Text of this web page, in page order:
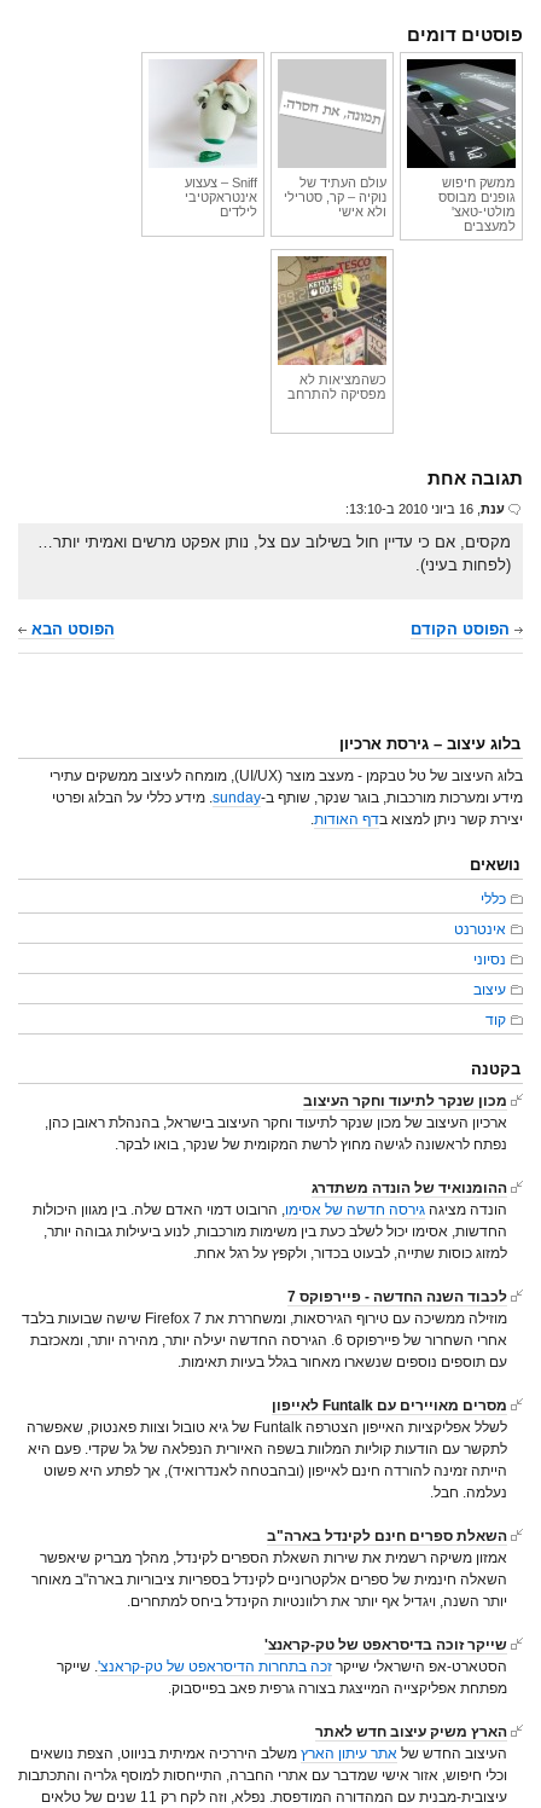
פוסטים דומים
ממשק חיפוש
גופנים מבוסס
מולטי-טאצ'
למעצבים
עולם העתיד של
נוקיה – קר, סטרילי
ולא אישי
Sniff – צעצוע
אינטראקטיבי
לילדים
כשהמציאות לא
מפסיקה להתרחב
תגובה אחת
ענת
מקסים, אם כי עדיין חול בשילוב עם צל, נותן אפקט מרשים ואמיתי יותר…
(לפחות בעיני).
הפוסט הקודם הפוסט הבא
בלוג עיצוב – גירסת ארכיון
בלוג העיצוב של טל טבקמן - מעצב מוצר (UI/UX), מומחה לעיצוב ממשקים עתירי
מידע ומערכות מורכבות, בוגר שנקר, שותף ב-sunday. מידע כללי על הבלוג ופרטי
יצירת קשר ניתן למצוא בדף האודות.
נושאים
כללי
אינטרנט
נסיוני
עיצוב
קוד
בקטנה
מכון שנקר לתיעוד וחקר העיצוב
ארכיון העיצוב של מכון שנקר לתיעוד וחקר העיצוב בישראל, בהנהלת ראובן כהן,
נפתח לראשונה לגישה מחוץ לרשת המקומית של שנקר, בואו לבקר.
ההומנואיד של הונדה משתדרג
הונדה מציגה גירסה חדשה של אסימו, הרובוט דמוי האדם שלה. בין מגוון היכולות
החדשות, אסימו יכול לשלב כעת בין משימות מורכבות, לנוע ביעילות גבוהה יותר,
למזוג כוסות שתייה, לבעוט בכדור, ולקפץ על רגל אחת.
לכבוד השנה החדשה - פיירפוקס 7
מוזילה ממשיכה עם טירוף הגירסאות, ומשחררת את Firefox 7 שישה שבועות בלבד
אחרי השחרור של פיירפוקס 6. הגירסה החדשה יעילה יותר, מהירה יותר, ומאכזבת
עם תוספים נוספים שנשארו מאחור בגלל בעיות תאימות.
מסרים מאויירים עם Funtalk לאייפון
לשלל אפליקציות האייפון הצטרפה Funtalk של גיא טובול וצוות פאנטוק, שאפשרה
לתקשר עם הודעות קוליות המלוות בשפה האיורית הנפלאה של גל שקדי. פעם היא
הייתה זמינה להורדה חינם לאייפון (ובהבטחה לאנדרואיד), אך לפתע היא פשוט
נעלמה. חבל.
השאלת ספרים חינם לקינדל בארה"ב
אמזון משיקה רשמית את שירות השאלת הספרים לקינדל, מהלך מבריק שיאפשר
השאלה חינמית של ספרים אלקטרוניים לקינדל בספריות ציבוריות בארה"ב מאוחר
יותר השנה, ויגדיל אף יותר את רלוונטיות הקינדל ביחס למתחרים.
שייקר זוכה בדיסראפט של טק-קראנצ'
הסטארט-אפ הישראלי שייקר זכה בתחרות הדיסראפט של טק-קראנצ'. שייקר
מפתחת אפליקצייה המייצגת בצורה גרפית פאב בפייסבוק.
הארץ משיק עיצוב חדש לאתר
העיצוב החדש של אתר עיתון הארץ משלב היררכיה אמיתית בניווט, הצפת נושאים
וכלי חיפוש, אזור אישי שמדבר עם אתרי החברה, התייחסות למוסף גלריה והתכתבות
עיצובית-מבנית עם המהדורה המודפסת. נפלא, וזה לקח רק 11 שנים של טלאים